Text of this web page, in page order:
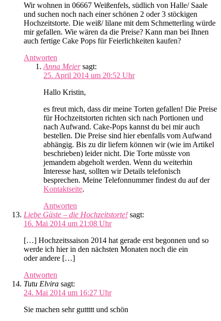
Wir wohnen in 06667 Weißenfels, südlich von Halle/ Saale
und suchen noch nach einer schönen 2 oder 3 stöckigen
Hochzeitstorte. Die weiß/ lilane mit dem Schmetterling würde
mir gefallen. Wie wären da die Preise? Kann man bei Ihnen
auch fertige Cake Pops für Feierlichkeiten kaufen?
Antworten
Anna Meier sagt:
25. April 2014 um 20:52 Uhr
Hallo Kristin,
es freut mich, dass dir meine Torten gefallen! Die Preise
für Hochzeitstorten richten sich nach Portionen und
nach Aufwand. Cake-Pops kannst du bei mir auch
bestellen. Die Preise sind hier ebenfalls vom Aufwand
abhängig. Bis zu dir liefern können wir (wie im Artikel
beschrieben) leider nicht. Die Torte müsste von
jemandem abgeholt werden. Wenn du weiterhin
Interesse hast, sollten wir Details telefonisch
besprechen. Meine Telefonnummer findest du auf der
Kontaktseite.
Antworten
Liebe Gäste – die Hochzeitstorte! sagt:
16. Mai 2014 um 21:08 Uhr
[…] Hochzeitssaison 2014 hat gerade erst begonnen und so
werde ich hier in den nächsten Monaten noch die ein
oder andere […]
Antworten
Tutu Elvira sagt:
24. Mai 2014 um 16:27 Uhr
Sie machen sehr guttttt und schön